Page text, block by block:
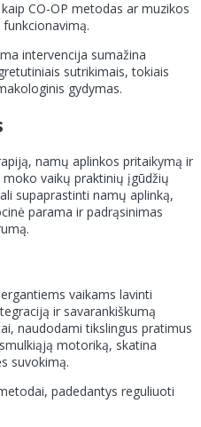
CO-OP metodas ar muzikos
intervencija sumažina
sutrikimais, tokiais
gydymas.
namų aplinkos pritaikymą ir
vaikų praktinių įgūdžių
supaprastinti namų aplinką,
parama ir padrąsinimas
vaikams lavinti
ir savarankiškumą
naudodami tikslingus pratimus
motoriką, skatina
suvokimą.
padedantys reguliuoti